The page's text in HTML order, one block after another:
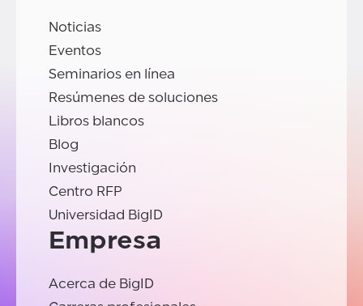
Noticias
Eventos
Seminarios en línea
Resúmenes de soluciones
Libros blancos
Blog
Investigación
Centro RFP
Universidad BigID
Empresa
Acerca de BigID